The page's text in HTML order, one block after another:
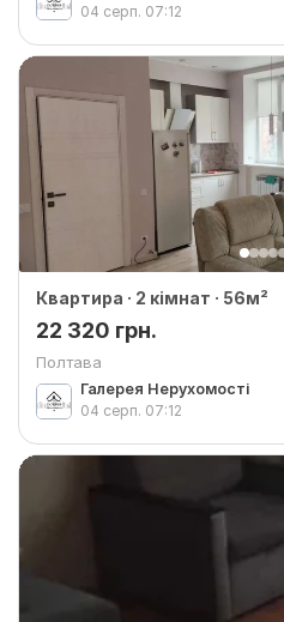
04 серп. 07:12
Квартира · 2 кімнат · 56м²
22 320 грн.
Полтава
Галерея Нерухомості
04 серп. 07:12